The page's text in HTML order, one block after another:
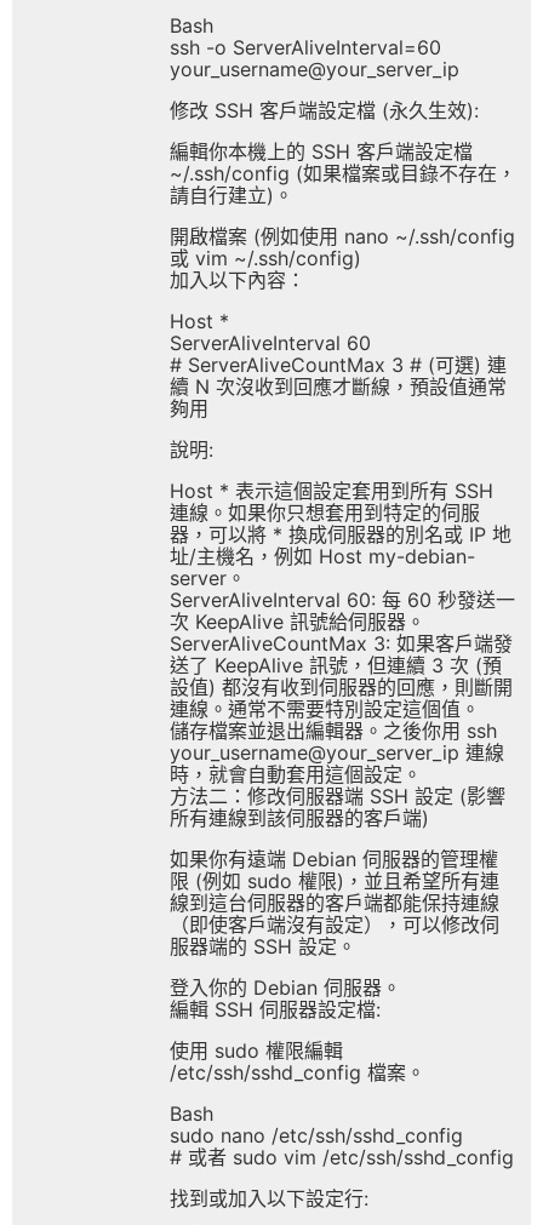
Bash
ssh -o ServerAliveInterval=60
your_username@your_server_ip
修改 SSH 客戶端設定檔 (永久生效):
編輯你本機上的 SSH 客戶端設定檔
~/.ssh/config (如果檔案或目錄不存在，
請自行建立)。
開啟檔案 (例如使用 nano ~/.ssh/config
或 vim ~/.ssh/config)
加入以下內容：
Host *
ServerAliveInterval 60
# ServerAliveCountMax 3 # (可選) 連
續 N 次沒收到回應才斷線，預設值通常
夠用
說明:
Host * 表示這個設定套用到所有 SSH
連線。如果你只想套用到特定的伺服
器，可以將 * 換成伺服器的別名或 IP 地
址/主機名，例如 Host my-debian-
server。
ServerAliveInterval 60: 每 60 秒發送一
次 KeepAlive 訊號給伺服器。
ServerAliveCountMax 3: 如果客戶端發
送了 KeepAlive 訊號，但連續 3 次 (預
設值) 都沒有收到伺服器的回應，則斷開
連線。通常不需要特別設定這個值。
儲存檔案並退出編輯器。之後你用 ssh
your_username@your_server_ip 連線
時，就會自動套用這個設定。
方法二：修改伺服器端 SSH 設定 (影響
所有連線到該伺服器的客戶端)
如果你有遠端 Debian 伺服器的管理權
限 (例如 sudo 權限)，並且希望所有連
線到這台伺服器的客戶端都能保持連線
（即使客戶端沒有設定），可以修改伺
服器端的 SSH 設定。
登入你的 Debian 伺服器。
編輯 SSH 伺服器設定檔:
使用 sudo 權限編輯
/etc/ssh/sshd_config 檔案。
Bash
sudo nano /etc/ssh/sshd_config
# 或者 sudo vim /etc/ssh/sshd_config
找到或加入以下設定行: